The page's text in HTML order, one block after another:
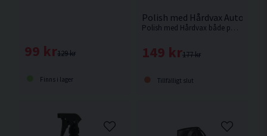
129 kr
99 kr
Finns i lager
Polish med Hårdvax
Polish med Hårdvax både polerar på djupet och ger en skyddande vaxyta i ett och samma arbetsmoment.
177 kr
149 kr
Tillfälligt slut